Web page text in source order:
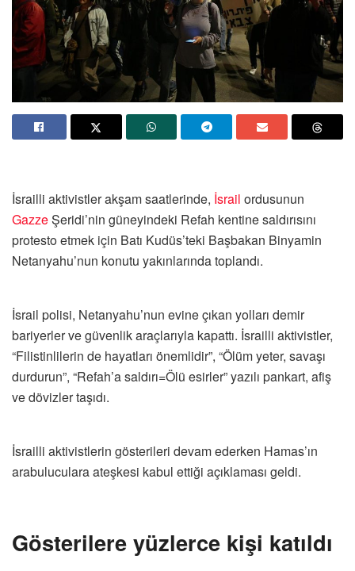
İsrailli aktivistler akşam saatlerinde, İsrail ordusunun
GazzeŞeridi’nin güneyindeki Refah kentine saldırısını
protesto etmek için Batı Kudüs’teki Başbakan Binyamin
Netanyahu’nun konutu yakınlarında toplandı.
İsrail polisi, Netanyahu’nun evine çıkan yolları demir
bariyerler ve güvenlik araçlarıyla kapattı. İsrailli aktivistler,
“Filistinlilerin de hayatları önemlidir”, “Ölüm yeter, savaşı
durdurun”, “Refah’a saldırı=Ölü esirler” yazılı pankart, afiş
ve dövizler taşıdı.
İsrailli aktivistlerin gösterileri devam ederken Hamas’ın
arabuluculara ateşkesi kabul ettiği açıklaması geldi.
Gösterilere yüzlerce kişi katıldı